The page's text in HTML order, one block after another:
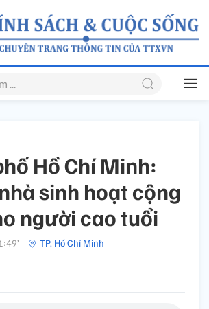
Hồ Chí Minh:
sinh hoạt cộng
người cao tuổi
TP. Hồ Chí Minh